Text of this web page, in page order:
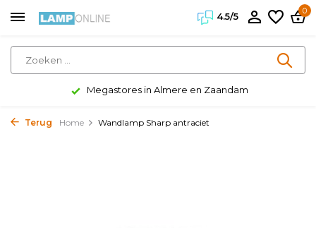
4.5/5
0
Megastores in Almere en Zaandam
Terug Home Wandlamp Sharp antraciet